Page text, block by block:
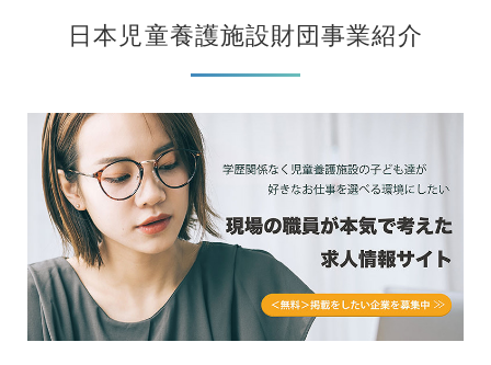
日本児童養護施設財団事業紹介